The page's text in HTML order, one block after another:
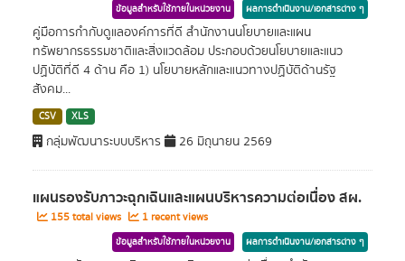
ข้อมูลสำหรับใช้ภายในหน่วยงาน ผลการดำเนินงาน/เอกสารต่าง ๆ
คู่มือการกำกับดูแลองค์การที่ดี สำนักงานนโยบายและแผน
ทรัพยากรธรรมชาติและสิ่งแวดล้อม ประกอบด้วยนโยบายและแนว
ปฏิบัติที่ดี 4 ด้าน คือ 1) นโยบายหลักและแนวทางปฏิบัติด้านรัฐ
สังคม...
CSV XLS
กลุ่มพัฒนาระบบบริหาร 26 มิถุนายน 2569
แผนรองรับภาวะฉุกเฉินและแผนบริหารความต่อเนื่อง สผ.
155 total views 1 recent views
ข้อมูลสำหรับใช้ภายในหน่วยงาน ผลการดำเนินงาน/เอกสารต่าง ๆ